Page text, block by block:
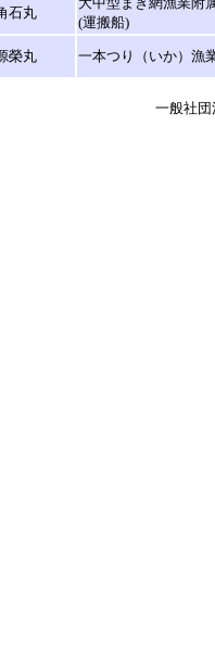
石丸
(運搬船)
榮丸 一本つり（いか）漁
一般社